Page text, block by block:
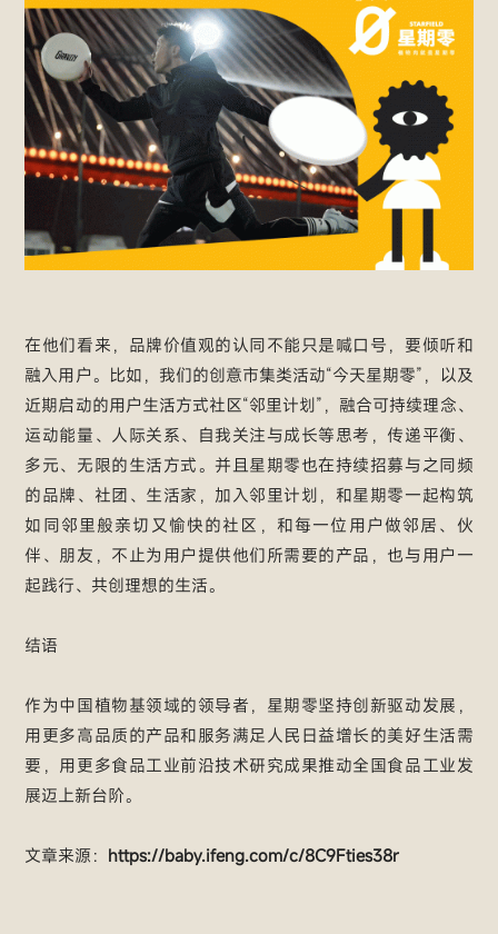
在他们看来，品牌价值观的认同不能只是喊口号，要倾听和
融入用户。比如，我们的创意市集类活动“今天星期零”，以及
近期启动的用户生活方式社区“邻里计划”，融合可持续理念、
运动能量、人际关系、自我关注与成长等思考，传递平衡、
多元、无限的生活方式。并且星期零也在持续招募与之同频
的品牌、社团、生活家，加入邻里计划，和星期零一起构筑
如同邻里般亲切又愉快的社区，和每一位用户做邻居、伙
伴、朋友，不止为用户提供他们所需要的产品，也与用户一
起践行、共创理想的生活。
结语
作为中国植物基领域的领导者，星期零坚持创新驱动发展，
用更多高品质的产品和服务满足人民日益增长的美好生活需
要，用更多食品工业前沿技术研究成果推动全国食品工业发
展迈上新台阶。
文章来源： https://baby.ifeng.com/c/8C9Fties38r